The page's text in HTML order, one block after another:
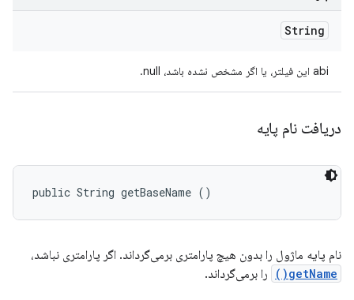
String
abi این فیلتر، یا اگر مشخص نشده باشد، null.
دریافت نام پایه
public String getBaseName ()
نام پایه ماژول را بدون هیچ پارامتری برمی‌گرداند. اگر پارامتری نباشد،
getName() را برمی‌گرداند.